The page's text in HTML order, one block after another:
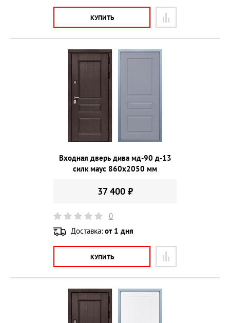
КУПИТЬ
Входная дверь дива мд-90 д-13
силк маус 860х2050 мм
37 400 ₽
0
Доставка: от 1 дня
КУПИТЬ